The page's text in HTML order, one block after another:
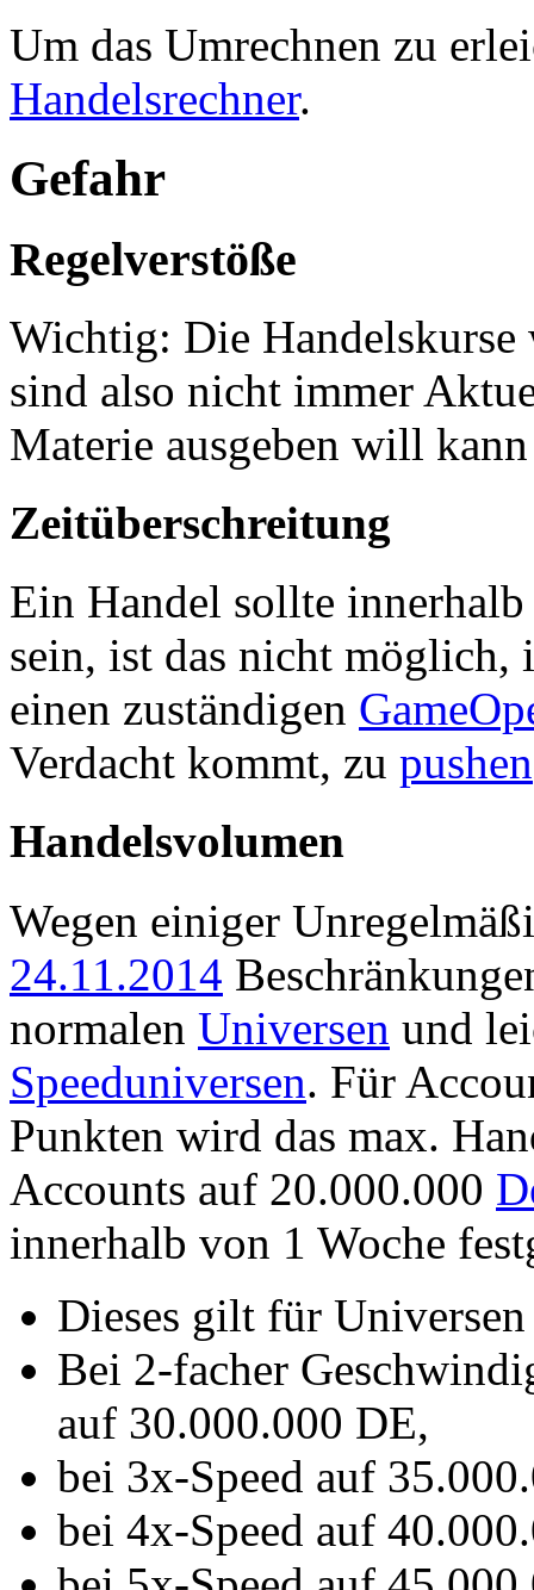
Um das Umrechnen zu
Handelsrechner.
Gefahr
Regelverstöße
Wichtig: Die Handelskurse
sind also nicht immer
Materie ausgeben will
Zeitüberschreitung
Ein Handel sollte
sein, ist das nicht
einen zuständigen
Verdacht kommt, zu pushen
Handelsvolumen
Wegen einiger
24.11.2014
normalen Universen und
Speeduniversen. Für
Punkten wird das max.
Accounts auf 20.000.000
innerhalb von 1 Woche
Dieses gilt für
Bei 2-facher
auf 30.000.000 DE,
bei 3x-Speed auf
bei 4x-Speed auf